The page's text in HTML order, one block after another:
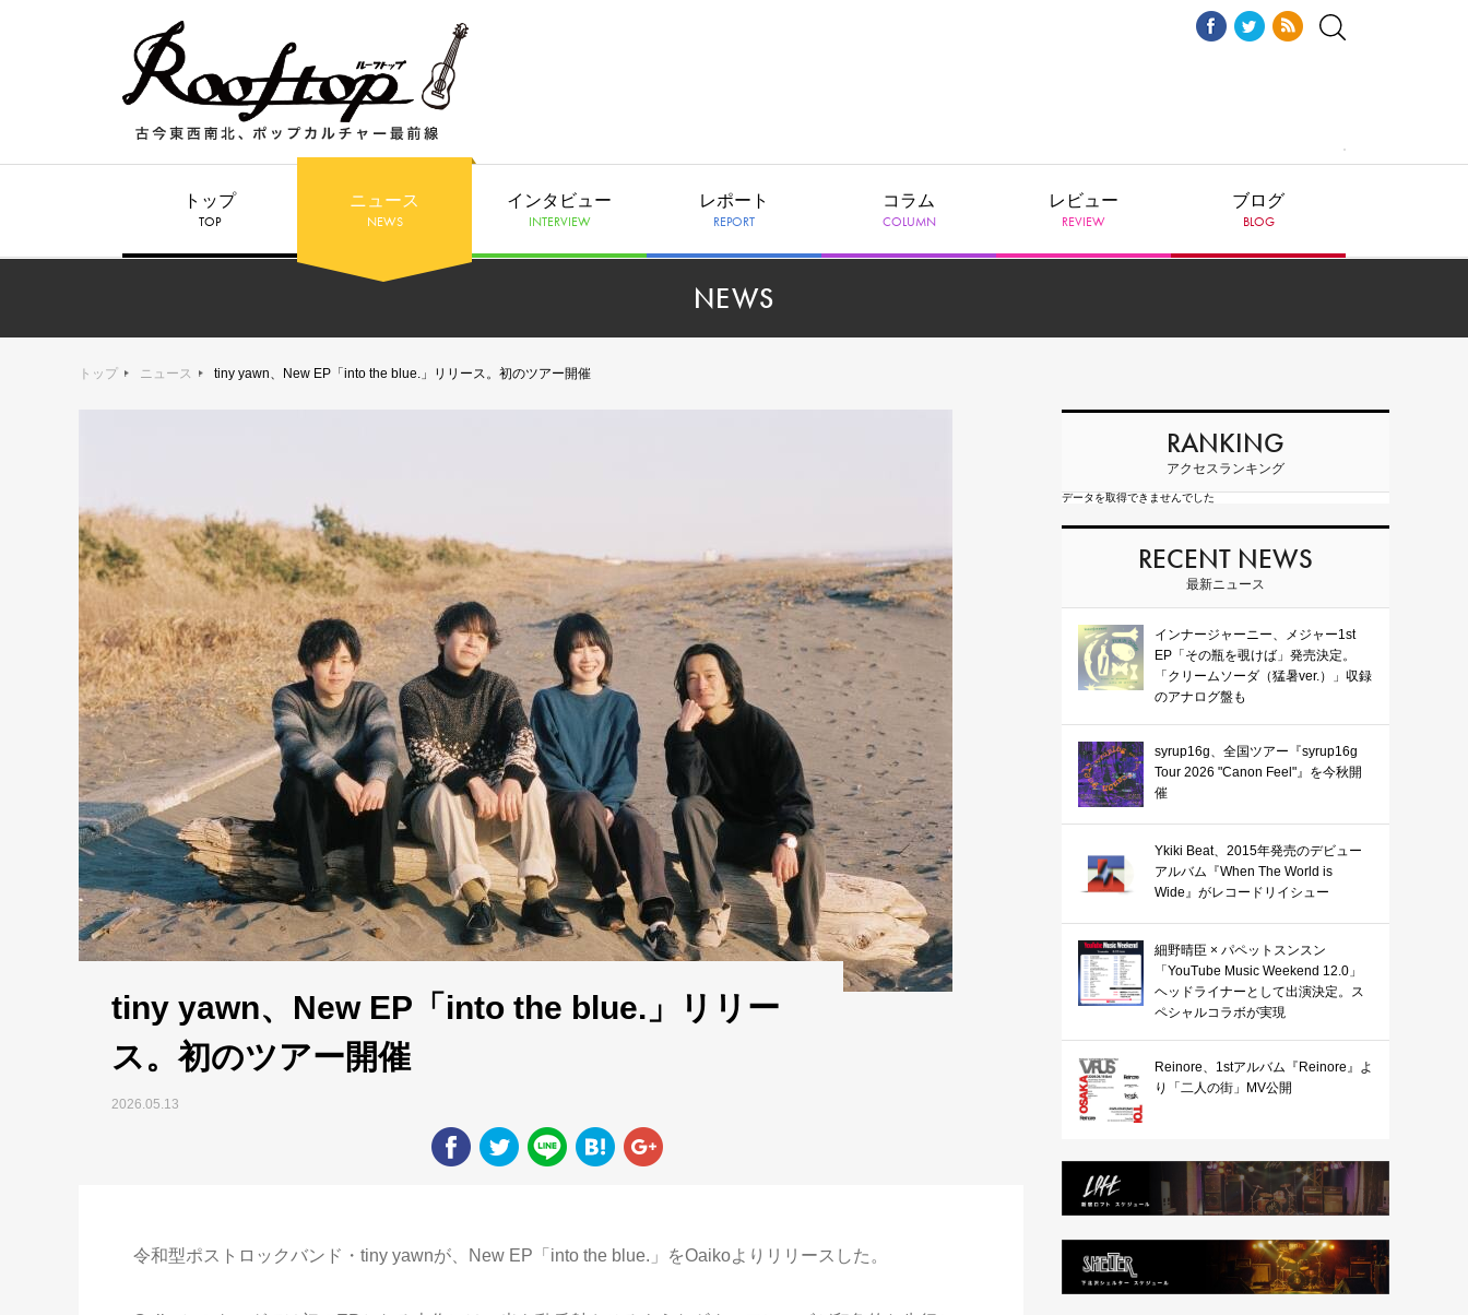
トップ
TOP
ニュース
NEWS
インタビュー
INTERVIEW
レポート
REPORT
コラム
COLUMN
レビュー
REVIEW
ブログ
BLOG
NEWS
トップ ニュース tiny yawn、New EP「into the blue.」リリース。初のツアー開催
tiny yawn、New EP「into the blue.」リリー
ス。初のツアー開催
2026.05.13
令和型ポストロックバンド・tiny yawnが、New EP「into the blue.」をOaikoよりリリースした。
RANKING
アクセスランキング
データを取得できませんでした
RECENT NEWS
最新ニュース
インナージャーニー、メジャー1st
EP「その瓶を覗けば」発売決定。
「クリームソーダ（猛暑ver.）」収録
のアナログ盤も
syrup16g、全国ツアー『syrup16g
Tour 2026 "Canon Feel"』を今秋開
催
Ykiki Beat、2015年発売のデビュー
アルバム『When The World is
Wide』がレコードリイシュー
細野晴臣 × パペットスンスン
「YouTube Music Weekend 12.0」
ヘッドライナーとして出演決定。ス
ペシャルコラボが実現
Reinore、1stアルバム『Reinore』よ
り「二人の街」MV公開